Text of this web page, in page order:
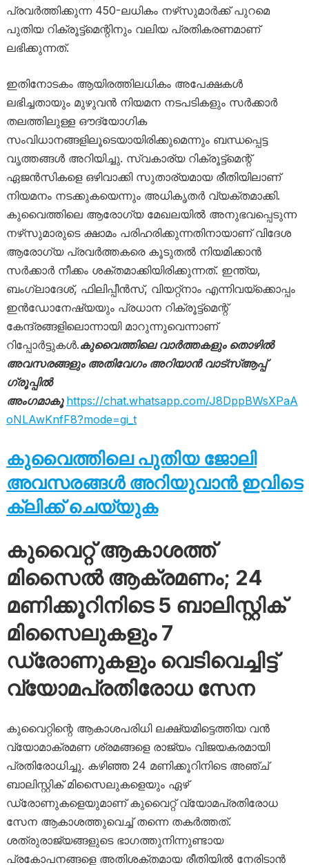
പ്രവർത്തിക്കുന്ന 450-ലധികം നഴ്‌സുമാർക്ക് പുറമെ
പുതിയ റിക്രൂട്ട്മെന്റിനും വലിയ പ്രതികരണമാണ്
ലഭിക്കുന്നത്.
ഇതിനോടകം ആയിരത്തിലധികം അപേക്ഷകൾ
ലഭിച്ചതായും മുഴുവൻ നിയമന നടപടികളും സർക്കാർ
തലത്തിലുള്ള ഔദ്യോഗിക
സംവിധാനങ്ങളിലൂടെയായിരിക്കുമെന്നും ബന്ധപ്പെട്ട
വൃത്തങ്ങൾ അറിയിച്ചു. സ്വകാര്യ റിക്രൂട്ട്മെന്റ്
ഏജൻസികളെ ഒഴിവാക്കി സുതാര്യമായ രീതിയിലാണ്
നിയമനം നടക്കുകയെന്നും അധികൃതർ വ്യക്തമാക്കി.
കുവൈത്തിലെ ആരോഗ്യ മേഖലയിൽ അനുഭവപ്പെടുന്ന
നഴ്‌സുമാരുടെ ക്ഷാമം പരിഹരിക്കുന്നതിനായാണ് വിദേശ
ആരോഗ്യ പ്രവർത്തകരെ കൂടുതൽ നിയമിക്കാൻ
സർക്കാർ നീക്കം ശക്തമാക്കിയിരിക്കുന്നത്. ഇന്ത്യ,
ബംഗ്ലാദേശ്, ഫിലിപ്പീൻസ്, വിയറ്റ്നാം എന്നിവയ്ക്കൊപ്പം
ഇൻഡോനേഷ്യയും പ്രധാന റിക്രൂട്ട്മെന്റ്
കേന്ദ്രങ്ങളിലൊന്നായി മാറുന്നുവെന്നാണ്
റിപ്പോർട്ടുകൾ.കുവൈത്തിലെ വാർത്തകളും തൊഴിൽ
അവസരങ്ങളും അതിവേഗം അറിയാൻ വാട്സ്ആപ്പ്
ഗ്രൂപ്പിൽ
അംഗമാകൂ https://chat.whatsapp.com/J8DppBWsXPaA
oNLAwKnfF8?mode=gi_t
കുവൈത്തിലെ പുതിയ ജോലി
അവസരങ്ങൾ അറിയുവാൻ ഇവിടെ
ക്ലിക്ക് ചെയ്യുക
കുവൈറ്റ് ആകാശത്ത്
മിസൈൽ ആക്രമണം; 24
മണിക്കൂറിനിടെ 5 ബാലിസ്റ്റിക്
മിസൈലുകളും 7
ഡ്രോണുകളും വെടിവെച്ചിട്ട്
വ്യോമപ്രതിരോധ സേന
കുവൈറ്റിന്റെ ആകാശപരിധി ലക്ഷ്യമിട്ടെത്തിയ വൻ
വ്യോമാക്രമണ ശ്രമങ്ങളെ രാജ്യം വിജയകരമായി
പ്രതിരോധിച്ചു. കഴിഞ്ഞ 24 മണിക്കൂറിനിടെ അഞ്ച്
ബാലിസ്റ്റിക് മിസൈലുകളെയും ഏഴ്
ഡ്രോണുകളെയുമാണ് കുവൈറ്റ് വ്യോമപ്രതിരോധ
സേന ആകാശത്തുവെച്ച് തന്നെ തകർത്തത്.
ശത്രുരാജ്യങ്ങളുടെ ഭാഗത്തുനിന്നുണ്ടായ
പ്രകോപനങ്ങളെ അതിശക്തമായ രീതിയിൽ നേരിടാൻ